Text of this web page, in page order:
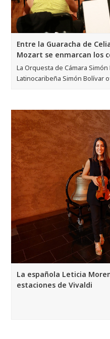
Entre la Guaracha de
Mozart se enmarcan los
La Orquesta de Cámara
Latinocaribeña Simón Bolívar
La española Leticia
estaciones de Vivaldi